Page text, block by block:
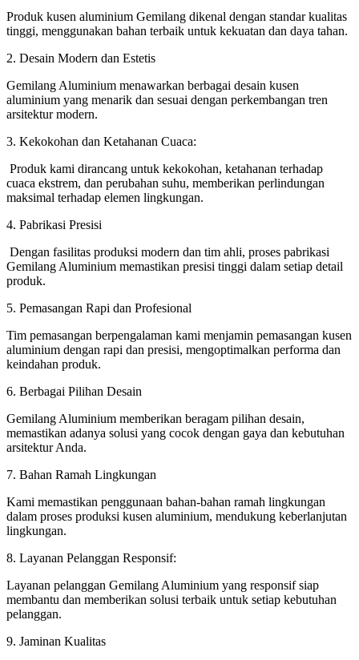
Produk kusen aluminium Gemilang dikenal dengan standar kualitas
tinggi, menggunakan bahan terbaik untuk kekuatan dan daya tahan.
2. Desain Modern dan Estetis
Gemilang Aluminium menawarkan berbagai desain kusen
aluminium yang menarik dan sesuai dengan perkembangan tren
arsitektur modern.
3. Kekokohan dan Ketahanan Cuaca:
Produk kami dirancang untuk kekokohan, ketahanan terhadap
cuaca ekstrem, dan perubahan suhu, memberikan perlindungan
maksimal terhadap elemen lingkungan.
4. Pabrikasi Presisi
Dengan fasilitas produksi modern dan tim ahli, proses pabrikasi
Gemilang Aluminium memastikan presisi tinggi dalam setiap detail
produk.
5. Pemasangan Rapi dan Profesional
Tim pemasangan berpengalaman kami menjamin pemasangan kusen
aluminium dengan rapi dan presisi, mengoptimalkan performa dan
keindahan produk.
6. Berbagai Pilihan Desain
Gemilang Aluminium memberikan beragam pilihan desain,
memastikan adanya solusi yang cocok dengan gaya dan kebutuhan
arsitektur Anda.
7. Bahan Ramah Lingkungan
Kami memastikan penggunaan bahan-bahan ramah lingkungan
dalam proses produksi kusen aluminium, mendukung keberlanjutan
lingkungan.
8. Layanan Pelanggan Responsif:
Layanan pelanggan Gemilang Aluminium yang responsif siap
membantu dan memberikan solusi terbaik untuk setiap kebutuhan
pelanggan.
9. Jaminan Kualitas